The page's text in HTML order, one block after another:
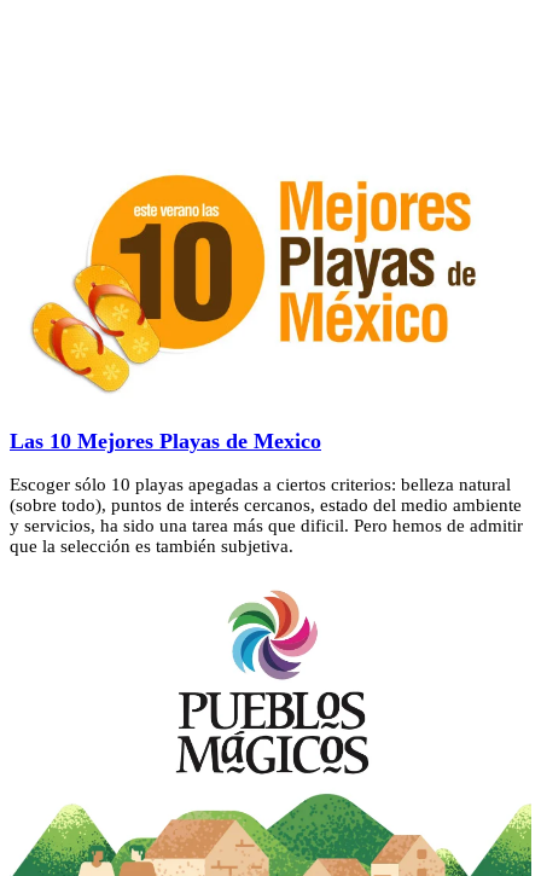
Las 10 Mejores Playas de Mexico
Escoger sólo 10 playas apegadas a ciertos criterios: belleza natural
(sobre todo), puntos de interés cercanos, estado del medio ambiente
y servicios, ha sido una tarea más que dificil. Pero hemos de admitir
que la selección es también subjetiva.